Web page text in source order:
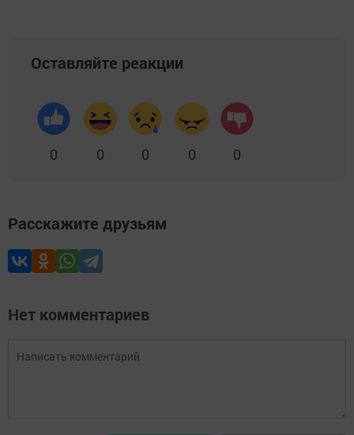
Оставляйте реакции
0 0 0 0 0
Расскажите друзьям
Нет комментариев